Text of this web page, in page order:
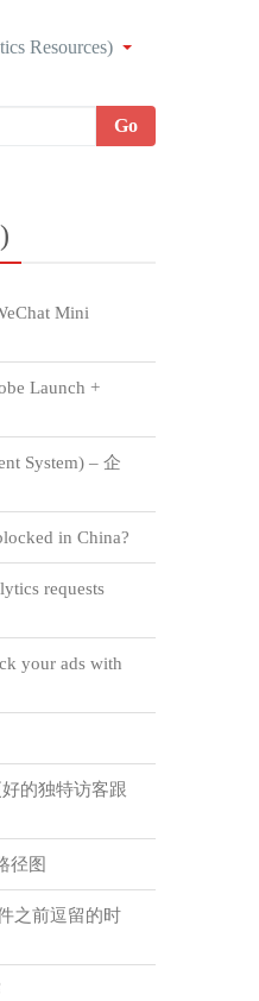
Resources)
Go
Mini
Launch +
System) – 企
in China?
requests
your ads with
的独特访客跟
径图
之前逗留的时